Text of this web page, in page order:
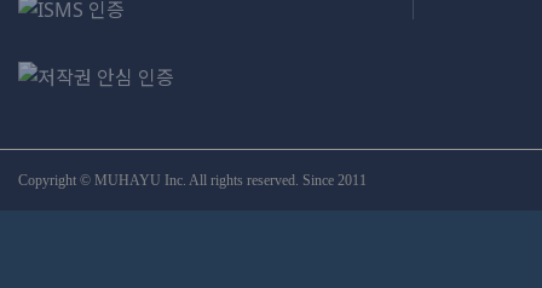
Copyright © MUHAYU Inc. All rights reserved. Since 2011